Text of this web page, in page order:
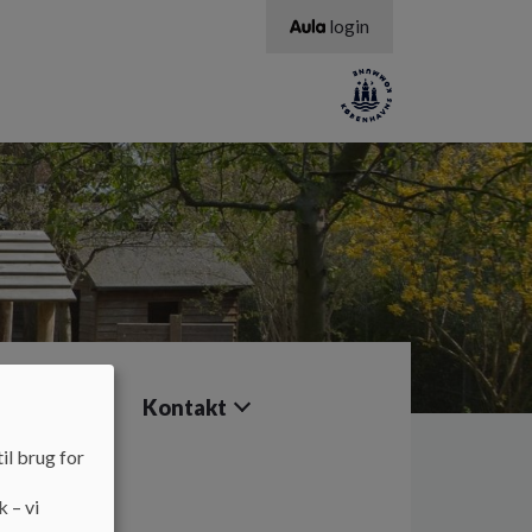
login
Kontakt
brug for
– vi